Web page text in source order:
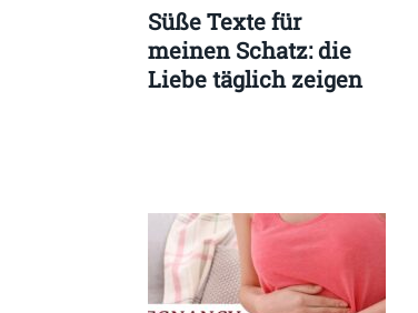
Süße Texte für
meinen Schatz: die
Liebe täglich zeigen